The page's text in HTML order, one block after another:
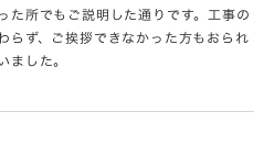
た所でもご説明した通りです。工事の
らず、ご挨拶できなかった方もおられ
ました。